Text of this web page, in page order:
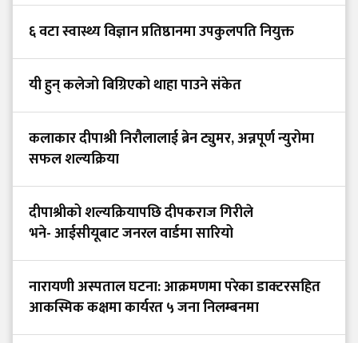
६ वटा स्वास्थ्य विज्ञान प्रतिष्ठानमा उपकुलपति नियुक्त
यी हुन् कलेजो बिग्रिएको थाहा पाउने संकेत
कलाकार दीपाश्री निरौलालाई ब्रेन ट्युमर, अन्नपूर्ण न्युरोमा
सफल शल्यक्रिया
दीपाश्रीको शल्यक्रियापछि दीपकराज गिरीले
भने- आईसीयूबाट जनरल वार्डमा सारियो
नारायणी अस्पताल घटना: आक्रमणमा परेका डाक्टरसहित
आकस्मिक कक्षमा कार्यरत ५ जना निलम्बनमा